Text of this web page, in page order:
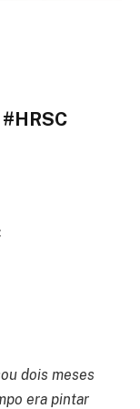
dois meses
era pintar